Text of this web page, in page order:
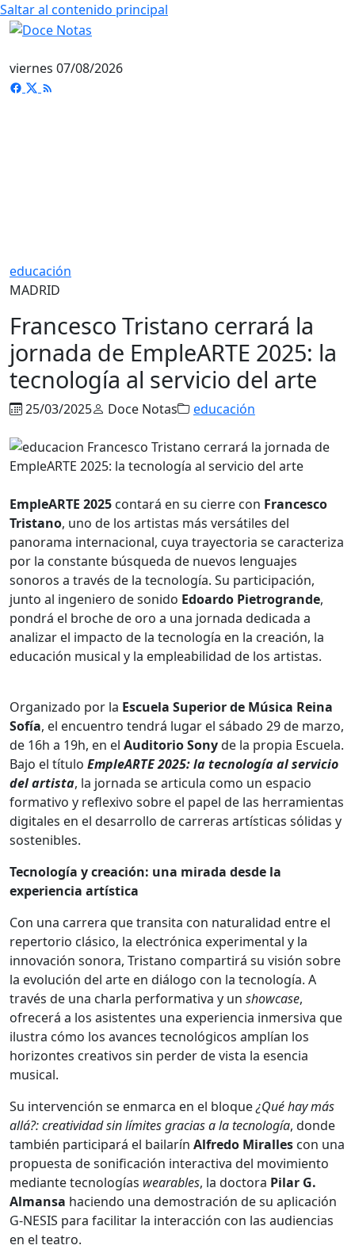
Saltar al contenido principal
viernes 07/08/2026
educación
MADRID
Francesco Tristano cerrará la
jornada de EmpleARTE 2025: la
tecnología al servicio del arte
25/03/2025 Doce Notas educación
EmpleARTE 2025 contará en su cierre con Francesco
Tristano, uno de los artistas más versátiles del
panorama internacional, cuya trayectoria se caracteriza
por la constante búsqueda de nuevos lenguajes
sonoros a través de la tecnología. Su participación,
junto al ingeniero de sonido Edoardo Pietrogrande,
pondrá el broche de oro a una jornada dedicada a
analizar el impacto de la tecnología en la creación, la
educación musical y la empleabilidad de los artistas.
Organizado por la Escuela Superior de Música Reina
Sofía, el encuentro tendrá lugar el sábado 29 de marzo,
de 16h a 19h, en el Auditorio Sonyde la propia Escuela.
Bajo el título EmpleARTE 2025: la tecnología al servicio
del artista, la jornada se articula como un espacio
formativo y reflexivo sobre el papel de las herramientas
digitales en el desarrollo de carreras artísticas sólidas y
sostenibles.
Tecnología y creación: una mirada desde la
experiencia artística
Con una carrera que transita con naturalidad entre el
repertorio clásico, la electrónica experimental y la
innovación sonora, Tristano compartirá su visión sobre
la evolución del arte en diálogo con la tecnología. A
través de una charla performativa y un showcase,
ofrecerá a los asistentes una experiencia inmersiva que
ilustra cómo los avances tecnológicos amplían los
horizontes creativos sin perder de vista la esencia
musical.
Su intervención se enmarca en el bloque¿Qué hay más
allá?: creatividad sin límites gracias a la tecnología, donde
también participará el bailarín Alfredo Miralles con una
propuesta de sonificación interactiva del movimiento
mediante tecnologías wearables, la doctora Pilar G.
Almansa haciendo una demostración de su aplicación
G-NESIS para facilitar la interacción con las audiencias
en el teatro.